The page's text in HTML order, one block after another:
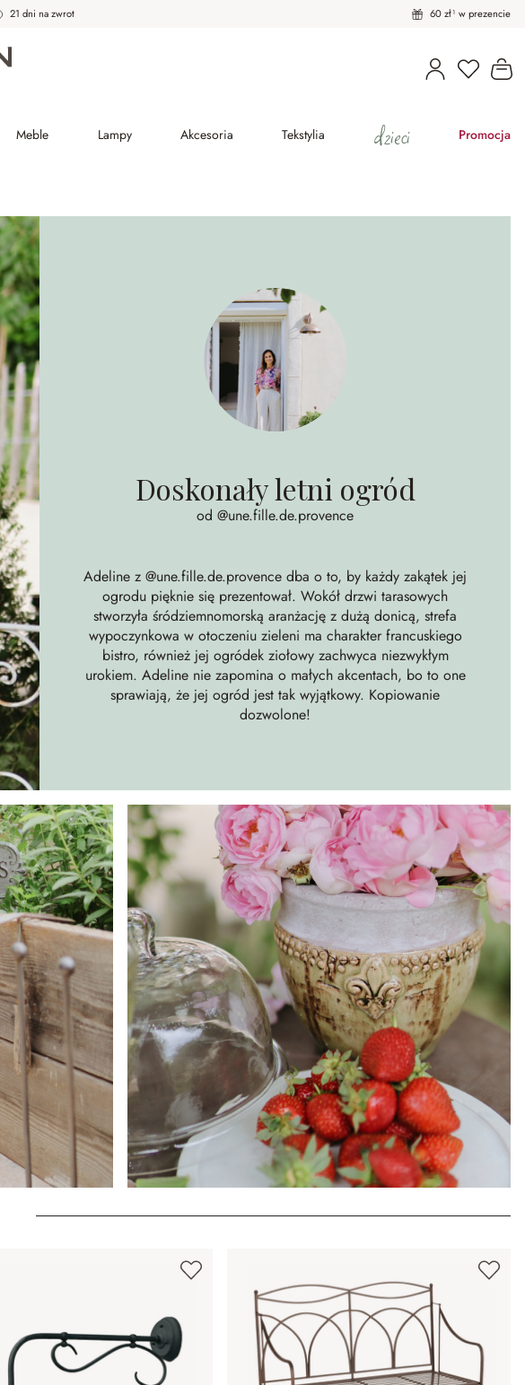
21 dni na zwrot 60 zł¹ w prezencie
Masz
Meble Lampy Akcesoria Tekstylia dzieci Promocja
Doskonały letni ogród
od @une.fille.de.provence
Adeline z@une.fille.de.provence dba o to, by każdy zakątek jej
ogrodu pięknie się prezentował. Wokół drzwi tarasowych
stworzyła śródziemnomorską aranżację z dużą donicą, strefa
wypoczynkowa w otoczeniu zieleni ma charakter francuskiego
bistro, również jej ogródek ziołowy zachwyca niezwykłym
urokiem. Adeline nie zapomina o małych akcentach, bo to one
sprawiają, że jej ogród jest tak wyjątkowy. Kopiowanie
dozwolone!